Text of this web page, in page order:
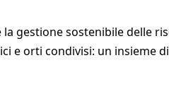
gestione sostenibile delle
e orti condivisi: un insieme